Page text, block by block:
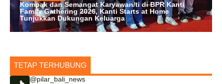
Kompak dan Semangat Karyawan/ti di BPR Kanti
Family Gathering 2026, Kanti Starts at Home
Tunjukkan Dukungan Keluarga
TETAP TERHUBUNG
@pilar_bali_news